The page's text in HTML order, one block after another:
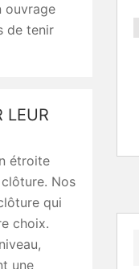
ouvrage
de tenir
LEUR
étroite
Nos
qui
choix.
une